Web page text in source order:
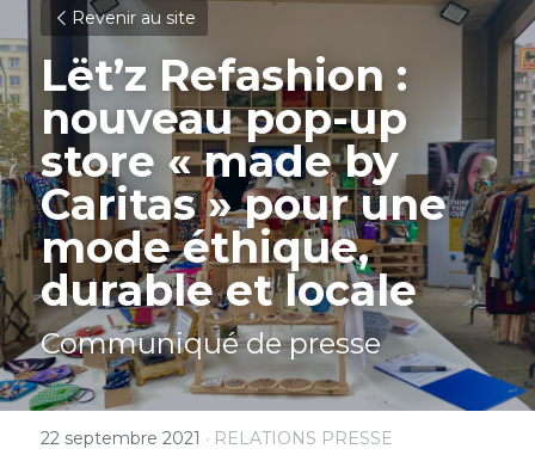
Revenir au site
Lët’z Refashion :
nouveau pop-up
store « made by
Caritas » pour une
mode éthique,
durable et locale
Communiqué de presse
22 septembre 2021 · RELATIONS PRESSE